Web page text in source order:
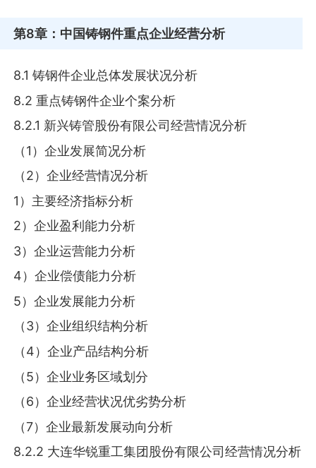
第8章 ：中国铸钢件重点企业经营分析
8.1 铸钢件企业总体发展状况分析
8.2 重点铸钢件企业个案分析
8.2.1 新兴铸管股份有限公司经营情况分析
（1）企业发展简况分析
（2）企业经营情况分析
1）主要经济指标分析
2）企业盈利能力分析
3）企业运营能力分析
4）企业偿债能力分析
5）企业发展能力分析
（3）企业组织结构分析
（4）企业产品结构分析
（5）企业业务区域划分
（6）企业经营状况优劣势分析
（7）企业最新发展动向分析
8.2.2 大连华锐重工集团股份有限公司经营情况分析